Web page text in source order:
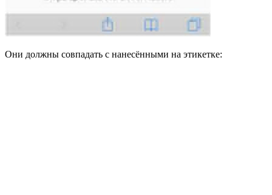
Они должны совпадать с нанесёнными на этикетке: